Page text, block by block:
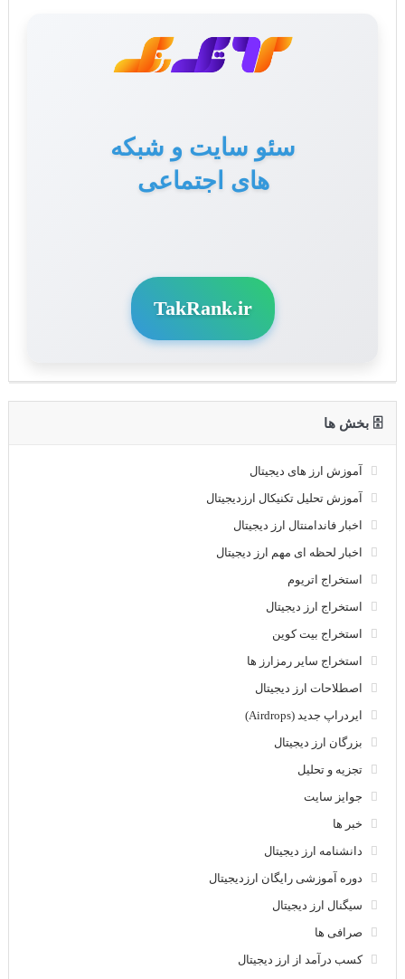
سئو سایت و شبکه
های اجتماعی
TakRank.ir
🗄 بخش ها
آموزش ارز های دیجیتال
آموزش تحلیل تکنیکال ارزدیجیتال
اخبار فاندامنتال ارز دیجیتال
اخبار لحظه ای مهم ارز دیجیتال
استخراج اتریوم
استخراج ارز دیجیتال
استخراج بیت کوین
استخراج سایر رمزارز ها
اصطلاحات ارز دیجیتال
ایردراپ جدید (Airdrops)
بزرگان ارز دیجیتال
تجزیه و تحلیل
جوایز سایت
خبر ها
دانشنامه ارز دیجیتال
دوره آموزشی رایگان ارزدیجیتال
سیگنال ارز دیجیتال
صرافی ها
کسب درآمد از ارز دیجیتال